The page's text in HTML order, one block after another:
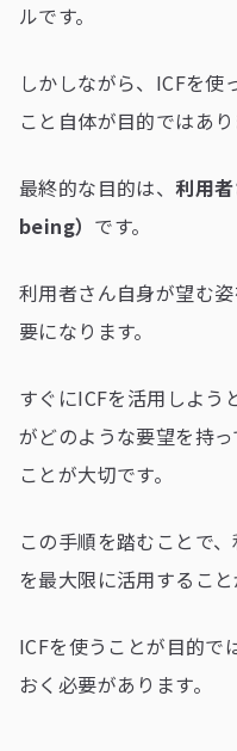
ルです。
しかしながら、ICFを使
こと自体が目的ではあり
最終的な目的は、利用
being） です。
利用者さん自身が望む
要になります。
すぐにICFを活用しよう
がどのような要望を持
ことが大切です。
この手順を踏むことで
を最大限に活用すること
ICFを使うことが目的で
おく必要があります。